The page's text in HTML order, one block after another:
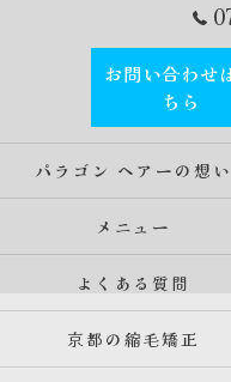
お問い合わせ
ちら
パラゴン ヘアーの想い
メニュー
よくある質問
京都の縮毛矯正